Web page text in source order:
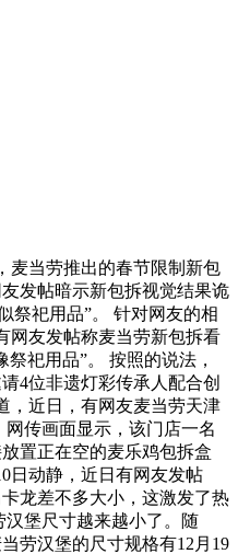
当劳推出的春节限制新包
发帖暗示新包拆视觉结果诡
祭祀用品”。 针对网友的相
网友发帖称麦当劳新包拆看
祀用品”。 按照的说法，
4位非遗灯彩传承人配合创
，近日，有网友麦当劳天津
传画面显示，该门店一名
置正在空的麦乐鸡包拆盒
日动静，近日有网友发帖
龙差不多大小，这激发了热
堡尺寸越来越小了。随
劳汉堡的尺寸规格有12月19